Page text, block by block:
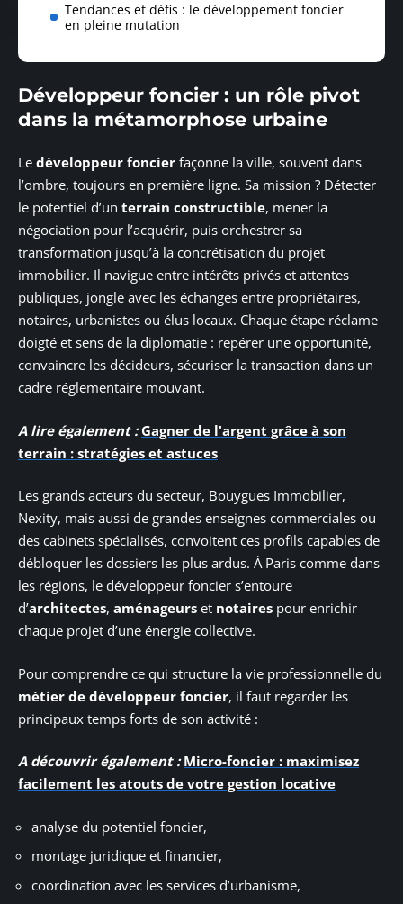
Tendances et défis : le développement foncier
en pleine mutation
Développeur foncier : un rôle pivot
dans la métamorphose urbaine
Le développeur foncier façonne la ville, souvent dans
l’ombre, toujours en première ligne. Sa mission ? Détecter
le potentiel d’un terrain constructible, mener la
négociation pour l’acquérir, puis orchestrer sa
transformation jusqu’à la concrétisation du projet
immobilier. Il navigue entre intérêts privés et attentes
publiques, jongle avec les échanges entre propriétaires,
notaires, urbanistes ou élus locaux. Chaque étape réclame
doigté et sens de la diplomatie : repérer une opportunité,
convaincre les décideurs, sécuriser la transaction dans un
cadre réglementaire mouvant.
A lire également : Gagner de l'argent grâce à son
terrain : stratégies et astuces
Les grands acteurs du secteur, Bouygues Immobilier,
Nexity, mais aussi de grandes enseignes commerciales ou
des cabinets spécialisés, convoitent ces profils capables de
débloquer les dossiers les plus ardus. À Paris comme dans
les régions, le développeur foncier s’entoure
d’architectes, aménageurs et notaires pour enrichir
chaque projet d’une énergie collective.
Pour comprendre ce qui structure la vie professionnelle du
métier de développeur foncier, il faut regarder les
principaux temps forts de son activité :
A découvrir également : Micro-foncier : maximisez
facilement les atouts de votre gestion locative
analyse du potentiel foncier,
montage juridique et financier,
coordination avec les services d’urbanisme,